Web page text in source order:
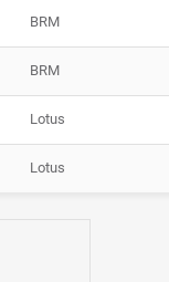
BRM
BRM
Lotus
Lotus